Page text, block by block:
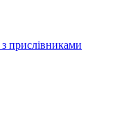
прислівниками